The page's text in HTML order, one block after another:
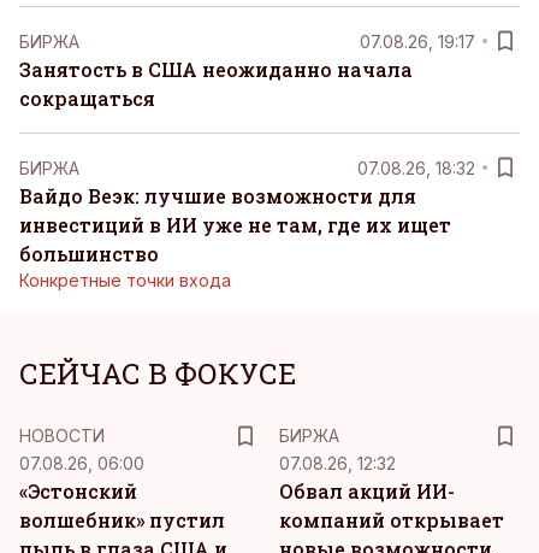
БИРЖА 07.08.26, 19:17
Занятость в США неожиданно начала
сокращаться
БИРЖА 07.08.26, 18:32
Вайдо Веэк: лучшие возможности для
инвестиций в ИИ уже не там, где их ищет
большинство
Конкретные точки входа
СЕЙЧАС В ФОКУСЕ
НОВОСТИ
07.08.26, 06:00
«Эстонский
волшебник» пустил
БИРЖА
07.08.26, 12:32
Обвал акций ИИ-
компаний открывает